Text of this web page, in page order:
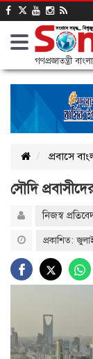
গণপ্রজাতন্ত্রী
প্রবাসে
সৌদি
নিজস্ব
প্রকাশিত: